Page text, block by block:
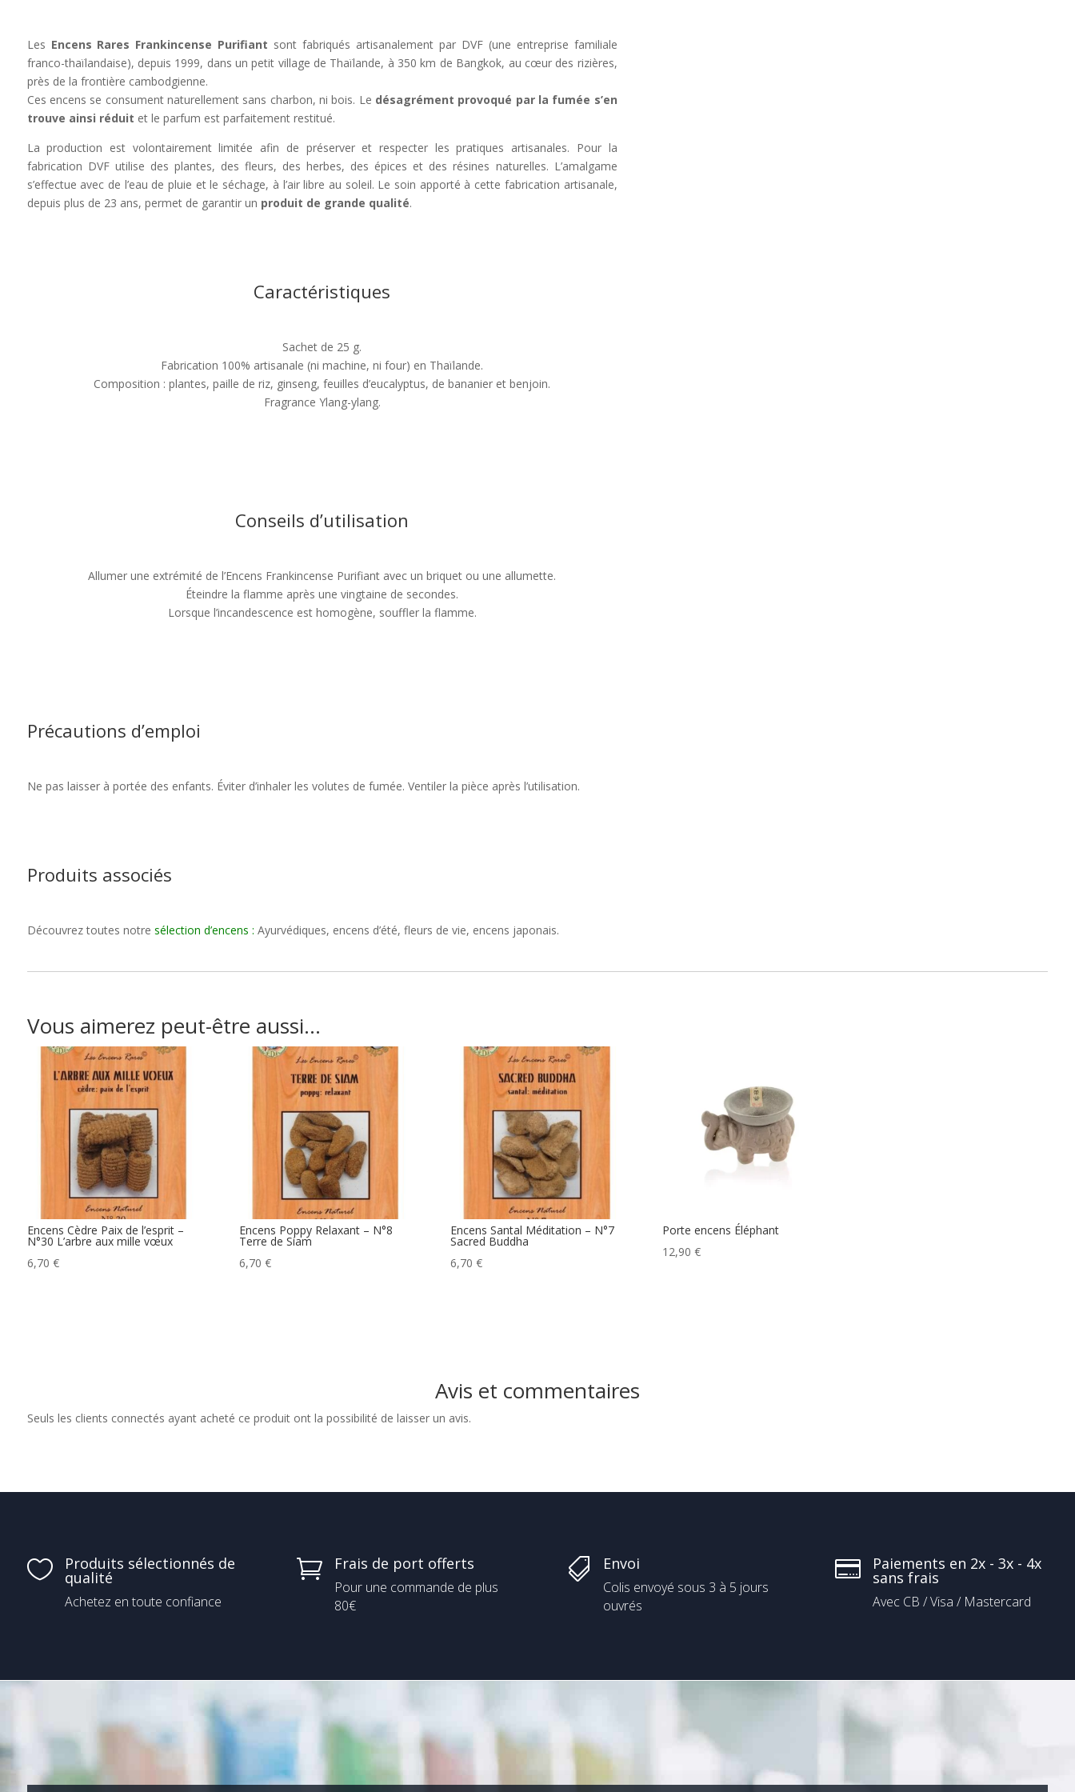
Les Encens Rares Frankincense Purifiant sont fabriqués artisanalement par DVF (une entreprise familiale
franco-thaïlandaise), depuis 1999, dans un petit village de Thaïlande, à 350 km de Bangkok, au cœur des rizières,
près de la frontière cambodgienne.
Ces encens se consument naturellement sans charbon, ni bois. Le désagrément provoqué par la fumée s’en
trouve ainsi réduit et le parfum est parfaitement restitué.
La production est volontairement limitée afin de préserver et respecter les pratiques artisanales. Pour la
fabrication DVF utilise des plantes, des fleurs, des herbes, des épices et des résines naturelles. L’amalgame
s’effectue avec de l’eau de pluie et le séchage, à l’air libre au soleil. Le soin apporté à cette fabrication artisanale,
depuis plus de 23 ans, permet de garantir un produit de grande qualité.
Caractéristiques
Sachet de 25 g.
Fabrication 100% artisanale (ni machine, ni four) en Thaïlande.
Composition : plantes, paille de riz, ginseng, feuilles d’eucalyptus, de bananier et benjoin.
Fragrance Ylang-ylang.
Conseils d’utilisation
Allumer une extrémité de l’Encens Frankincense Purifiant avec un briquet ou une allumette.
Éteindre la flamme après une vingtaine de secondes.
Lorsque l’incandescence est homogène, souffler la flamme.
Précautions d’emploi
Ne pas laisser à portée des enfants. Éviter d’inhaler les volutes de fumée. Ventiler la pièce après l’utilisation.
Produits associés
Découvrez toutes notre sélection d’encens : Ayurvédiques, encens d’été, fleurs de vie, encens japonais.
Vous aimerez peut-être aussi…
Encens Cèdre Paix de l’esprit –
N°30 L’arbre aux mille vœux
6,70 €
Encens Poppy Relaxant – N°8
Terre de Siam
6,70 €
Encens Santal Méditation – N°7
Sacred Buddha
6,70€
Porte encens Éléphant
12,90€
Avis et commentaires
Seuls les clients connectés ayant acheté ce produit ont la possibilité de laisser un avis.
 Produits sélectionnés de
qualité
Achetez en toute confiance
 Frais de port offerts
Pour une commande de plus
80€
 Envoi
Colis envoyé sous 3 à 5 jours
ouvrés
 Paiements en 2x - 3x - 4x
sans frais
Avec CB / Visa / Mastercard